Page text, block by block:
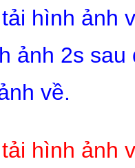
hình ảnh
ảnh 2s sau
về.
hình ảnh